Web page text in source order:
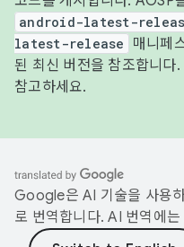
android-latest-
latest-release
매니페
된 최신 버전을 참조합니다
참고하세요.
Google은 AI 기술을 사용
로 번역합니다. AI 번역에